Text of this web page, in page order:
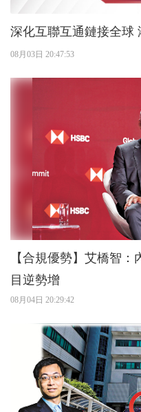
08月03日 20:47:53
【合規優勢】艾橋智：內地
目逆勢增
08月04日 20:29:42